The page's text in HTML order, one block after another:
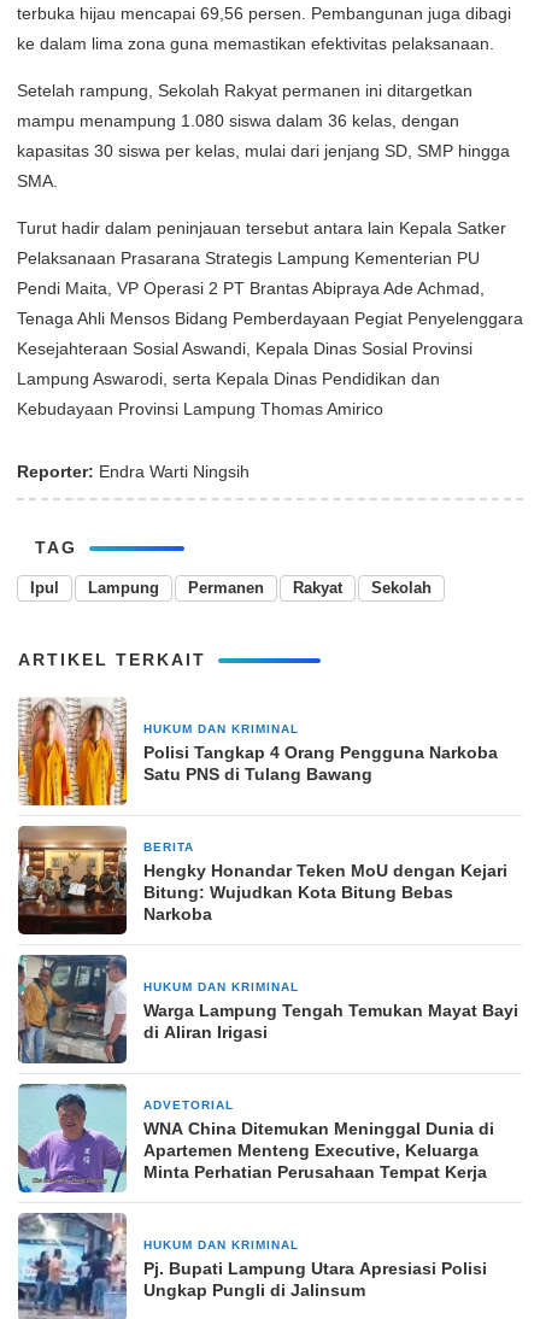
terbuka hijau mencapai 69,56 persen. Pembangunan juga dibagi
ke dalam lima zona guna memastikan efektivitas pelaksanaan.
Setelah rampung, Sekolah Rakyat permanen ini ditargetkan
mampu menampung 1.080 siswa dalam 36 kelas, dengan
kapasitas 30 siswa per kelas, mulai dari jenjang SD, SMP hingga
SMA.
Turut hadir dalam peninjauan tersebut antara lain Kepala Satker
Pelaksanaan Prasarana Strategis Lampung Kementerian PU
Pendi Maita, VP Operasi 2 PT Brantas Abipraya Ade Achmad,
Tenaga Ahli Mensos Bidang Pemberdayaan Pegiat Penyelenggara
Kesejahteraan Sosial Aswandi, Kepala Dinas Sosial Provinsi
Lampung Aswarodi, serta Kepala Dinas Pendidikan dan
Kebudayaan Provinsi Lampung Thomas Amirico
Reporter: Endra Warti Ningsih
TAG
Ipul Lampung Permanen Rakyat Sekolah
ARTIKEL TERKAIT
HUKUM DAN KRIMINAL
Polisi Tangkap 4 Orang Pengguna Narkoba
Satu PNS di Tulang Bawang
BERITA
Hengky Honandar Teken MoU dengan Kejari
Bitung: Wujudkan Kota Bitung Bebas
Narkoba
HUKUM DAN KRIMINAL
Warga Lampung Tengah Temukan Mayat Bayi
di Aliran Irigasi
ADVETORIAL
WNA China Ditemukan Meninggal Dunia di
Apartemen Menteng Executive, Keluarga
Minta Perhatian Perusahaan Tempat Kerja
HUKUM DAN KRIMINAL
Pj. Bupati Lampung Utara Apresiasi Polisi
Ungkap Pungli di Jalinsum